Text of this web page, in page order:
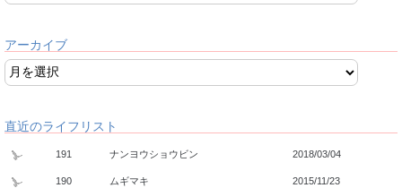
アーカイブ
直近のライフリスト
191 ナンヨウショウビン 2018/03/04
190 ムギマキ 2015/11/23